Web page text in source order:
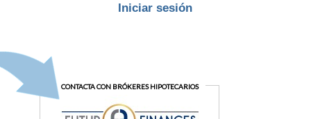
Iniciar sesión